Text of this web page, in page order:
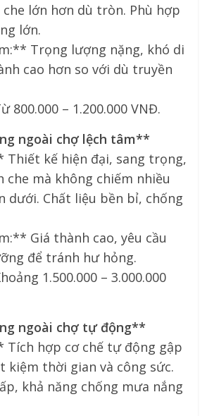
lớn hơn dù tròn. Phù hợp
lớn.
Trọng lượng nặng, khó di
cao hơn so với dù truyền
800.000 – 1.200.000 VNĐ.
ngoài chợ lệch tâm**
Thiết kế hiện đại, sang trọng,
mà không chiếm nhiều
dưới. Chất liệu bền bỉ, chống
Giá thành cao, yêu cầu
để tránh hư hỏng.
1.500.000 – 3.000.000
ngoài chợ tự động**
Tích hợp cơ chế tự động gập
kiệm thời gian và công sức.
khả năng chống mưa nắng